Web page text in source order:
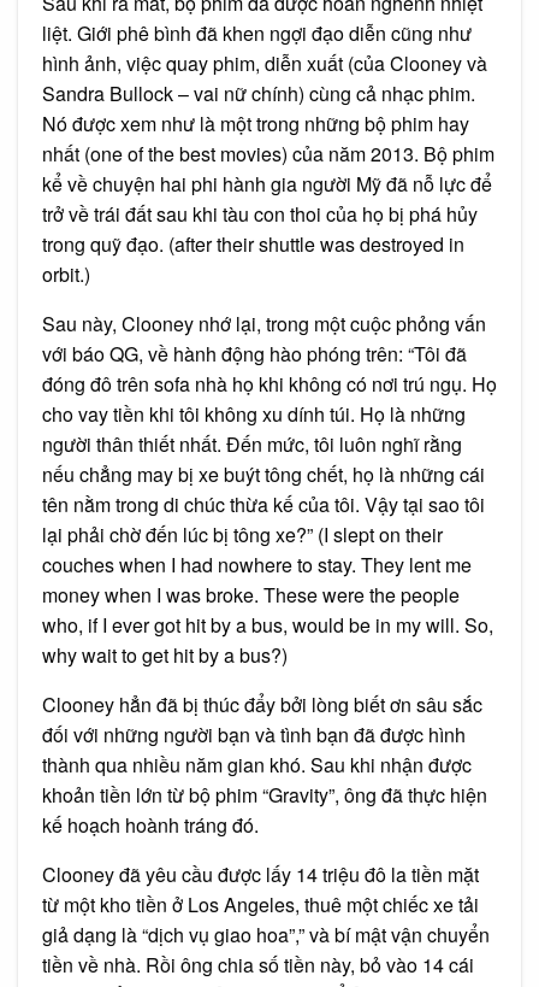
liệt. Giới phê bình đã khen ngợi đạo diễn cũng như
hình ảnh, việc quay phim, diễn xuất (của Clooney và
Sandra Bullock – vai nữ chính) cùng cả nhạc phim.
Nó được xem như là một trong những bộ phim hay
nhất (one of the best movies) của năm 2013. Bộ phim
kể về chuyện hai phi hành gia người Mỹ đã nỗ lực để
trở về trái đất sau khi tàu con thoi của họ bị phá hủy
trong quỹ đạo. (after their shuttle was destroyed in
orbit.)
Sau này, Clooney nhớ lại, trong một cuộc phỏng vấn
với báo QG, về hành động hào phóng trên: “Tôi đã
đóng đô trên sofa nhà họ khi không có nơi trú ngụ. Họ
cho vay tiền khi tôi không xu dính túi. Họ là những
người thân thiết nhất. Đến mức, tôi luôn nghĩ rằng
nếu chẳng may bị xe buýt tông chết, họ là những cái
tên nằm trong di chúc thừa kế của tôi. Vậy tại sao tôi
lại phải chờ đến lúc bị tông xe?” (I slept on their
couches when I had nowhere to stay. They lent me
money when I was broke. These were the people
who, if I ever got hit by a bus, would be in my will. So,
why wait to get hit by a bus?)
Clooney hẳn đã bị thúc đẩy bởi lòng biết ơn sâu sắc
đối với những người bạn và tình bạn đã được hình
thành qua nhiều năm gian khó. Sau khi nhận được
khoản tiền lớn từ bộ phim “Gravity”, ông đã thực hiện
kế hoạch hoành tráng đó.
Clooney đã yêu cầu được lấy 14 triệu đô la tiền mặt
từ một kho tiền ở Los Angeles, thuê một chiếc xe tải
giả dạng là “dịch vụ giao hoa”,” và bí mật vận chuyển
tiền về nhà. Rồi ông chia số tiền này, bỏ vào 14 cái